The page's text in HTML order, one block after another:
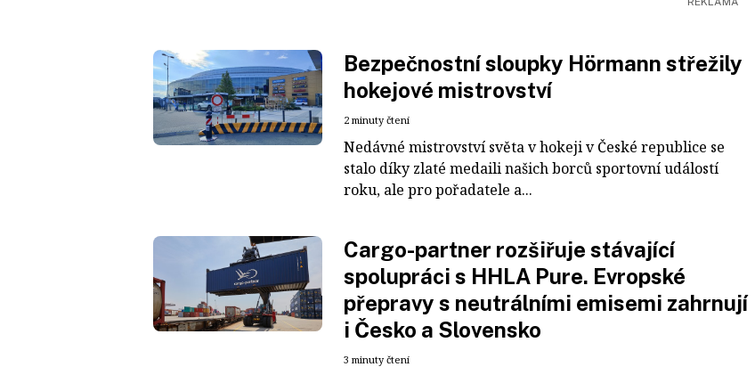
Bezpečnostní sloupky Hörmann střežily
hokejové mistrovství
2 minuty čtení
Nedávné mistrovství světa v hokeji v České republice se
stalo díky zlaté medaili našich borců sportovní událostí
roku, ale pro pořadatele a...
Cargo-partner rozšiřuje stávající
spolupráci s HHLA Pure. Evropské
přepravy s neutrálními emisemi zahrnují
i Česko a Slovensko
3 minuty čtení